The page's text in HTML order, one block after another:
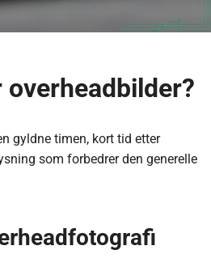
gyldne timen, kort tid etter
som forbedrer den generelle